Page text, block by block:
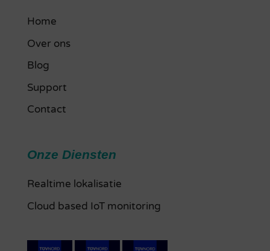
Home
Over ons
Blog
Support
Contact
Onze Diensten
Realtime lokalisatie
Cloud based IoT monitoring